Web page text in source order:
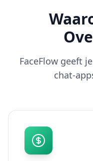
FaceFlow geeft
chat-